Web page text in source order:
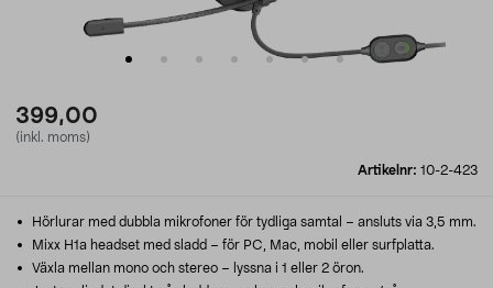
399,00
(inkl. moms)
Artikelnr: 10-2-423
Hörlurar med dubbla mikrofoner för tydliga samtal – ansluts via 3,5 mm.
Mixx H1a headset med sladd – för PC, Mac, mobil eller surfplatta.
Växla mellan mono och stereo – lyssna i 1 eller 2 öron.